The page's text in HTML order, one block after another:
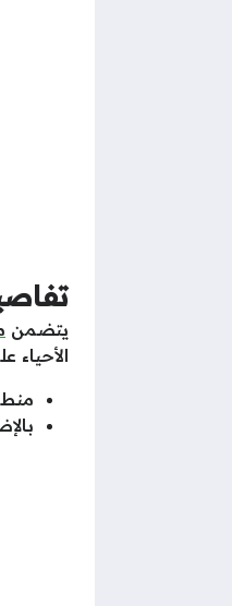
يتضمن
الأحياء